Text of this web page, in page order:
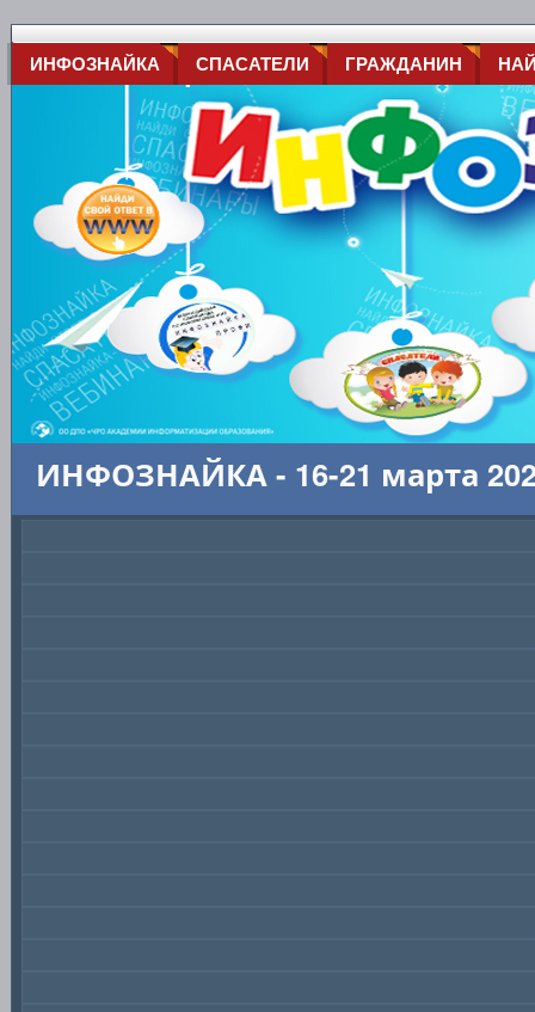
ИНФОЗНАЙКА СПАСАТЕЛИ ГРАЖДАНИН
ИНФОЗНАЙКА - 16-21 марта